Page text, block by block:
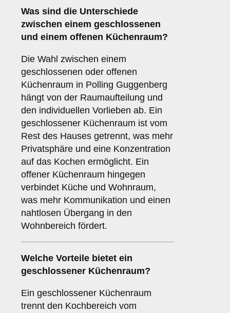
Was sind die Unterschiede
zwischen einem geschlossenen
und einem offenen Küchenraum?
Die Wahl zwischen einem
geschlossenen oder offenen
Küchenraum in Polling Guggenberg
hängt von der Raumaufteilung und
den individuellen Vorlieben ab. Ein
geschlossener Küchenraum ist vom
Rest des Hauses getrennt, was mehr
Privatsphäre und eine Konzentration
auf das Kochen ermöglicht. Ein
offener Küchenraum hingegen
verbindet Küche und Wohnraum,
was mehr Kommunikation und einen
nahtlosen Übergang in den
Wohnbereich fördert.
Welche Vorteile bietet ein
geschlossener Küchenraum?
Ein geschlossener Küchenraum
trennt den Kochbereich vom